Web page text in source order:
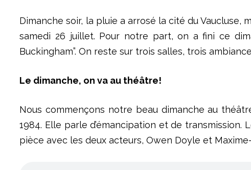
Dimanche soir, la pluie a arrosé la cité du
samedi 26 juillet. Pour notre part, on a fini ce
Buckingham”. On reste sur trois salles, trois
Le dimanche, on va au théâtre!
Nous commençons notre beau dimanche au
1984. Elle parle d’émancipation et de
pièce avec les deux acteurs, Owen Doyle et